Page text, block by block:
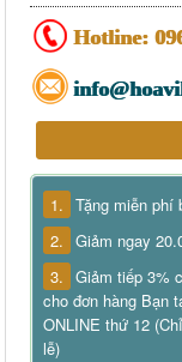
Hotline:
1. Tặng miễn phí
2. Giảm ngay
3. Giảm tiếp 3%
cho đơn hàng Bạn
ONLINE thứ 12
lễ)